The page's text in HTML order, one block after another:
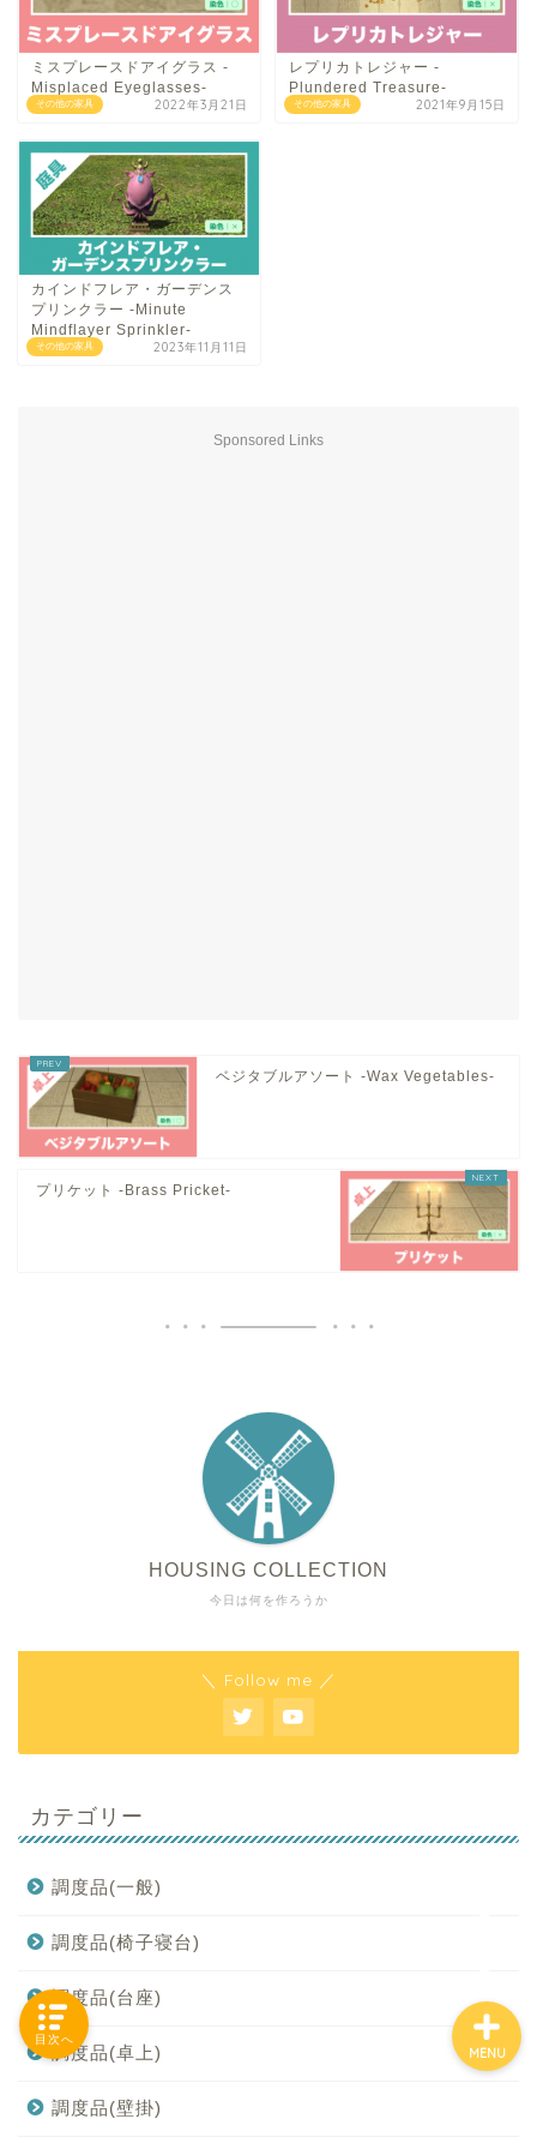
その他の家具
ミスプレースドアイグラス -
Misplaced Eyeglasses-
2022年3月21日 その他の家具
レプリカトレジャー -
Plundered Treasure-
2021年9月15日
その他の家具
カインドフレア・ガーデンス
プリンクラー -Minute
Mindflayer Sprinkler-
2023年11月11日
Sponsored Links
ベジタブルアソート -Wax Vegetables-
プリケット -Brass Pricket-
今日は何を作ろうか
HOUSING COLLECTION
＼ Follow me ／
カテゴリー
調度品(一般)
調度品(椅子寝台)
調度品(台座)
調度品(卓上)
調度品(壁掛)
MENU
「カテゴリー」の一覧 -
Category List-
目次へ